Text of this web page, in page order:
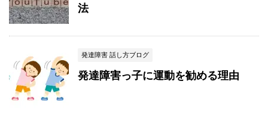
法
発達障害 話し方ブログ
発達障害っ子に運動を勧める理由